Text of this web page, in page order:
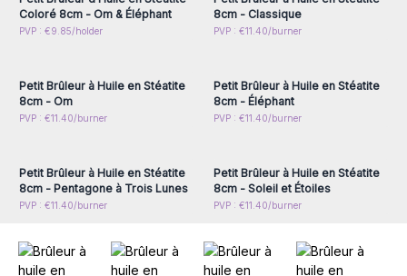
mettent un soin particulier dans chaque détail, assurant ainsi
une qualité irréprochable.
investissent également dans des produits qui incarnent un
héritage artisanal précieux.
Coloré 8cm - Om & Éléphant
PVP : €9.85/holder
8cm - Classique
PVP : €11.40/burner
Connectez-vous ou
Petit Brûleur à Huile en Stéatite
8cm - Om
PVP : €11.40/burner
Connectez-vous ou
Petit Brûleur à Huile en Stéatite
8cm - Éléphant
PVP : €11.40/burner
Connectez-vous ou
Petit Brûleur à Huile en Stéatite
8cm - Pentagone à Trois Lunes
PVP : €11.40/burner
Connectez-vous ou
Petit Brûleur à Huile en Stéatite
8cm - Soleil et Étoiles
PVP : €11.40/burner